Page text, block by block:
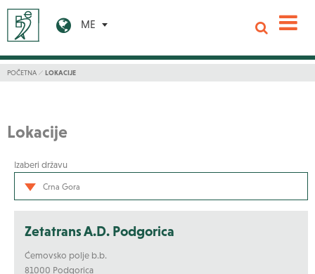
ME
POČETNA LOKACIJE
Lokacije
Izaberi državu
Crna Gora
Zetatrans A.D. Podgorica
Ćemovsko polje b.b.
81000 Podgorica